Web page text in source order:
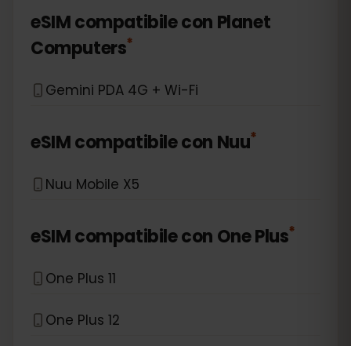
eSIM compatibile con Planet
Computers*
Gemini PDA 4G + Wi-Fi
eSIM compatibile con Nuu*
Nuu Mobile X5
eSIM compatibile con One Plus*
One Plus 11
One Plus 12